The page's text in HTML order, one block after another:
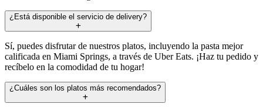
¿Está disponible el servicio de delivery?
Sí, puedes disfrutar de nuestros platos, incluyendo la pasta mejor
calificada en Miami Springs, a través de Uber Eats. ¡Haz tu pedido y
recíbelo en la comodidad de tu hogar!
¿Cuáles son los platos más recomendados?